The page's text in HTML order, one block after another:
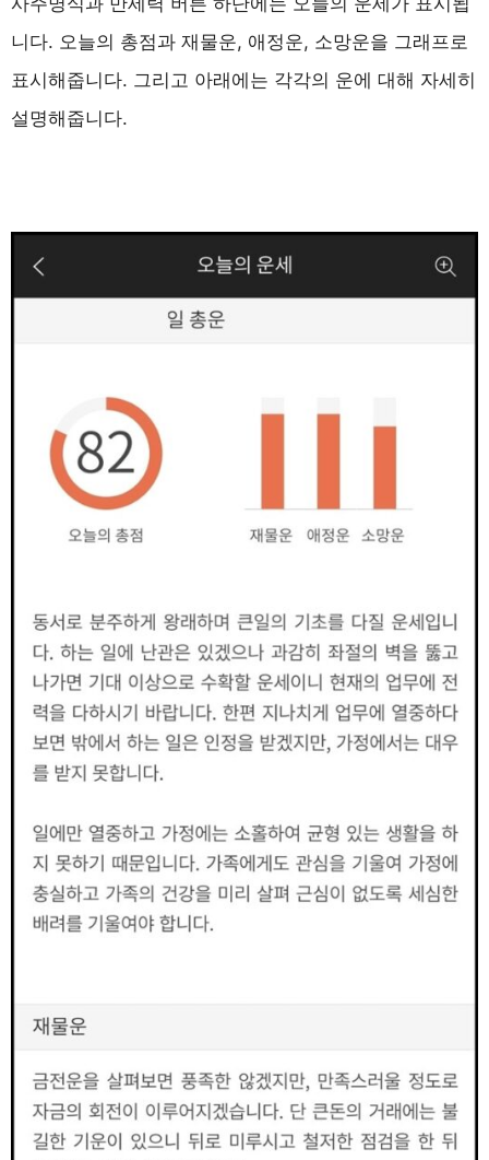
니다. 오늘의 총점과 재물운, 애정운, 소망운을 그래프로
표시해줍니다. 그리고 아래에는 각각의 운에 대해 자세히
설명해줍니다.